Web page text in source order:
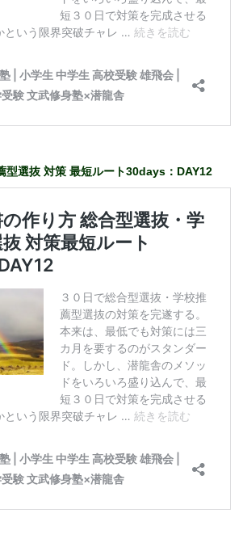
型選抜 対策 最短ルート30days：DAY12